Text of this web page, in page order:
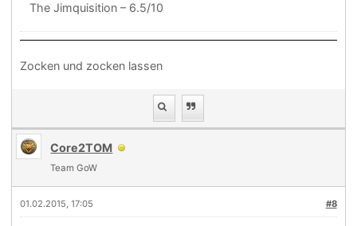
The Jimquisition – 6.5/10
Zocken und zocken lassen
Core2TOM
Team GoW
#8
01.02.2015, 17:05